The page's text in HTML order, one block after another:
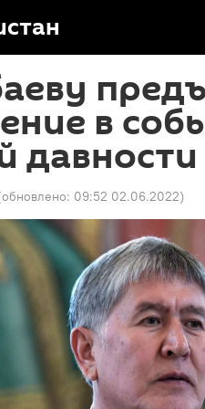
в
давности
09:52 02.06.2022)